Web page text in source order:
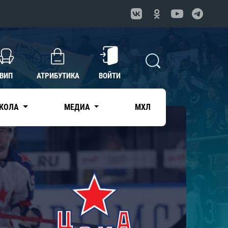
ВИП АТРИБУТИКА ВОЙТИ
МЕДИА МХЛ